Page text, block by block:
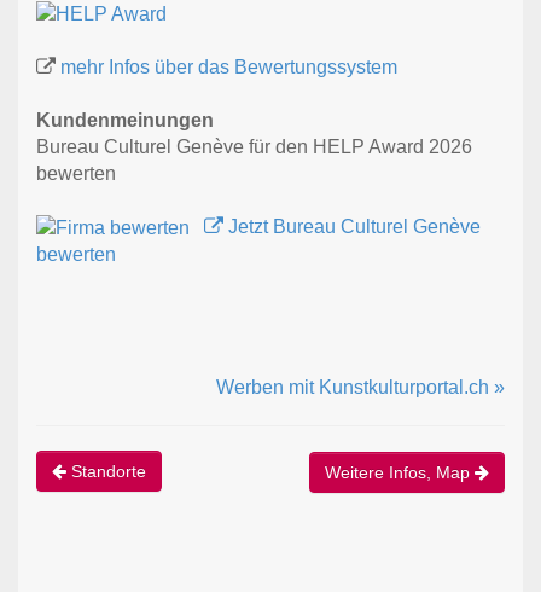
mehr Infos über das Bewertungssystem
Kundenmeinungen
Bureau Culturel Genève für den HELP Award 2026
bewerten
Jetzt Bureau Culturel Genève
bewerten
Werben mit Kunstkulturportal.ch »
Standorte Weitere Infos, Map